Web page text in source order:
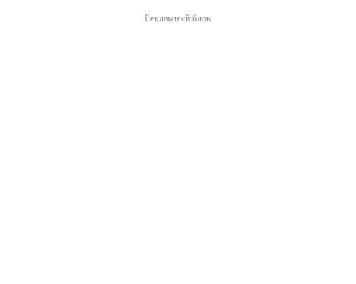
Рекламный блок